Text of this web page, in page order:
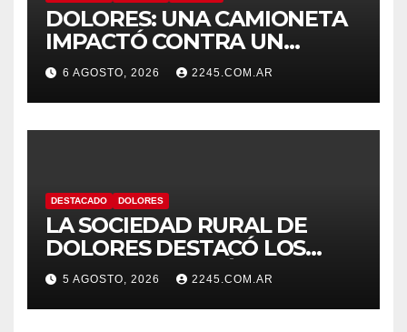
DOLORES: UNA CAMIONETA
IMPACTÓ CONTRA UN
ANIMAL VACUNO EN LA
RUTA 63
6 AGOSTO, 2026 2245.COM.AR
DESTACADO DOLORES
LA SOCIEDAD RURAL DE
DOLORES DESTACÓ LOS
TRABAJOS HIDRÁULICOS
REALIZADOS EN EL CANAL 1
5 AGOSTO, 2026 2245.COM.AR